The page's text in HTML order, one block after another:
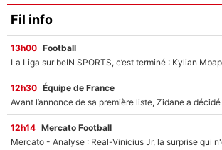
Fil info
13h00 Football
12h30 Équipe de France
12h14 Mercato Football
Mercato - Analyse : Real-Vinicius Jr, la surprise qui